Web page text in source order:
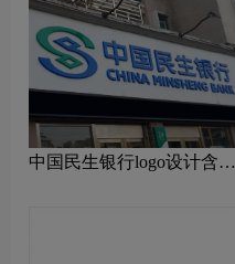
中国民生银行logo设计含义